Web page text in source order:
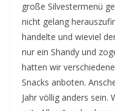
große Silvestermenü
nicht gelang
handelte und wieviel
nur ein Shandy und
hatten wir
Snacks anboten.
Jahr völlig anders